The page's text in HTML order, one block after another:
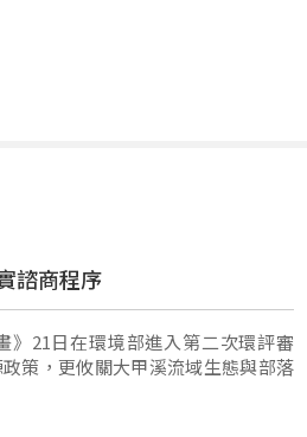
諮商程序
》21日在環境部進入第二次環評審
策，更攸關大甲溪流域生態與部落